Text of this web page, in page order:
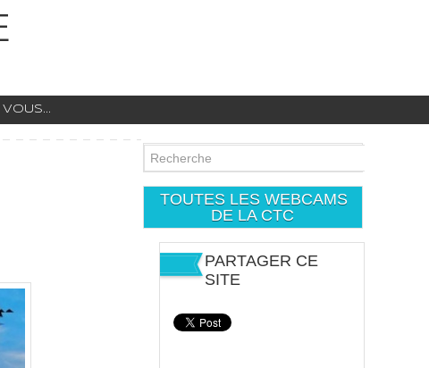
TOUTES LES WEBCAMS
DE LA CTC
PARTAGER CE
SITE